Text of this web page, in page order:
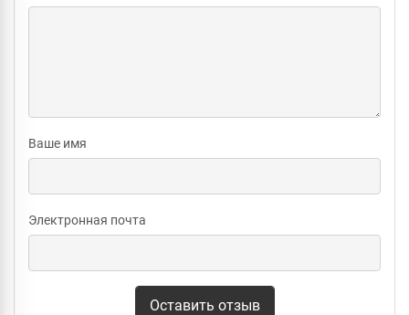
Ваше имя
Электронная почта
Оставить отзыв